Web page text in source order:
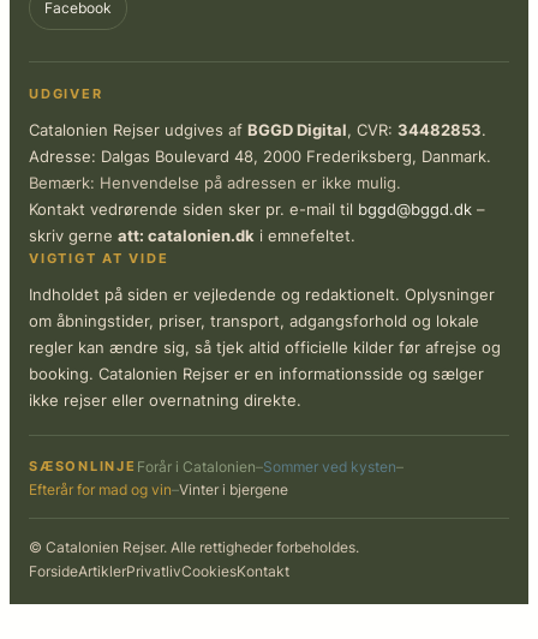
Facebook
UDGIVER
Catalonien Rejser udgives af BGGD Digital, CVR: 34482853.
Adresse: Dalgas Boulevard 48, 2000 Frederiksberg, Danmark.
Bemærk: Henvendelse på adressen er ikke mulig.
Kontakt vedrørende siden sker pr. e-mail til bggd@bggd.dk –
skriv gerne att: catalonien.dk i emnefeltet.
VIGTIGT AT VIDE
Indholdet på siden er vejledende og redaktionelt. Oplysninger
om åbningstider, priser, transport, adgangsforhold og lokale
regler kan ændre sig, så tjek altid officielle kilder før afrejse og
booking. Catalonien Rejser er en informationsside og sælger
ikke rejser eller overnatning direkte.
SÆSONLINJE Forår i Catalonien–Sommer ved kysten–
Efterår for mad og vin–Vinter i bjergene
© Catalonien Rejser. Alle rettigheder forbeholdes.
ForsideArtiklerPrivatlivCookiesKontakt